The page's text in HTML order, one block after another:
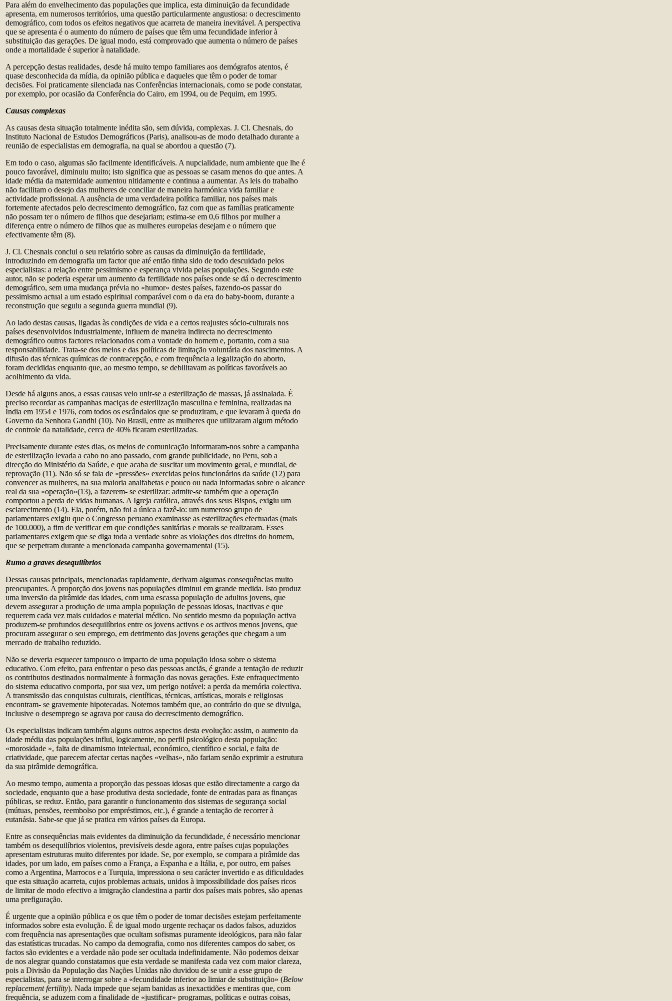
Para além do envelhecimento das populações que implica, esta diminuição da fecundidade
apresenta, em numerosos territórios, uma questão particularmente angustiosa: o decrescimento
demográfico, com todos os efeitos negativos que acarreta de maneira inevitável. A perspectiva
que se apresenta é o aumento do número de países que têm uma fecundidade inferior à
substituição das gerações. De igual modo, está comprovado que aumenta o número de países
onde a mortalidade é superior à natalidade.
A percepção destas realidades, desde há muito tempo familiares aos demógrafos atentos, é
quase desconhecida da mídia, da opinião pública e daqueles que têm o poder de tomar
decisões. Foi praticamente silenciada nas Conferências internacionais, como se pode constatar,
por exemplo, por ocasião da Conferência do Cairo, em 1994, ou de Pequim, em 1995.
Causas complexas
As causas desta situação totalmente inédita são, sem dúvida, complexas. J. Cl. Chesnais, do
Instituto Nacional de Estudos Demográficos (Paris), analisou-as de modo detalhado durante a
reunião de especialistas em demografia, na qual se abordou a questão (7).
Em todo o caso, algumas são facilmente identificáveis. A nupcialidade, num ambiente que lhe é
pouco favorável, diminuiu muito; isto significa que as pessoas se casam menos do que antes. A
idade média da maternidade aumentou nitidamente e continua a aumentar. As leis do trabalho
não facilitam o desejo das mulheres de conciliar de maneira harmónica vida familiar e
actividade profissional. A ausência de uma verdadeira política familiar, nos países mais
fortemente afectados pelo decrescimento demográfico, faz com que as famílias praticamente
não possam ter o número de filhos que desejariam; estima-se em 0,6 filhos por mulher a
diferença entre o número de filhos que as mulheres europeias desejam e o número que
efectivamente têm (8).
J. Cl. Chesnais conclui o seu relatório sobre as causas da diminuição da fertilidade,
introduzindo em demografia um factor que até então tinha sido de todo descuidado pelos
especialistas: a relação entre pessimismo e esperança vivida pelas populações. Segundo este
autor, não se poderia esperar um aumento da fertilidade nos países onde se dá o decrescimento
demográfico, sem uma mudança prévia no «humor» destes países, fazendo-os passar do
pessimismo actual a um estado espiritual comparável com o da era do baby-boom, durante a
reconstrução que seguiu a segunda guerra mundial (9).
Ao lado destas causas, ligadas às condições de vida e a certos reajustes sócio-culturais nos
países desenvolvidos industrialmente, influem de maneira indirecta no decrescimento
demográfico outros factores relacionados com a vontade do homem e, portanto, com a sua
responsabilidade. Trata-se dos meios e das políticas de limitação voluntária dos nascimentos. A
difusão das técnicas químicas de contracepção, e com frequência a legalização do aborto,
foram decididas enquanto que, ao mesmo tempo, se debilitavam as políticas favoráveis ao
acolhimento da vida.
Desde há alguns anos, a essas causas veio unir-se a esterilização de massas, já assinalada. É
preciso recordar as campanhas maciças de esterilização masculina e feminina, realizadas na
Índia em 1954 e 1976, com todos os escândalos que se produziram, e que levaram à queda do
Governo da Senhora Gandhi (10). No Brasil, entre as mulheres que utilizaram algum método
de controle da natalidade, cerca de 40% ficaram esterilizadas.
Precisamente durante estes dias, os meios de comunicação informaram-nos sobre a campanha
de esterilização levada a cabo no ano passado, com grande publicidade, no Peru, sob a
direcção do Ministério da Saúde, e que acaba de suscitar um movimento geral, e mundial, de
reprovação (11). Não só se fala de «pressões» exercidas pelos funcionários da saúde (12) para
convencer as mulheres, na sua maioria analfabetas e pouco ou nada informadas sobre o alcance
real da sua «operação»(13), a fazerem- se esterilizar: admite-se também que a operação
comportou a perda de vidas humanas. A Igreja católica, através dos seus Bispos, exigiu um
esclarecimento (14). Ela, porém, não foi a única a fazê-lo: um numeroso grupo de
parlamentares exigiu que o Congresso peruano examinasse as esterilizações efectuadas (mais
de 100.000), a fim de verificar em que condições sanitárias e morais se realizaram. Esses
parlamentares exigem que se diga toda a verdade sobre as violações dos direitos do homem,
que se perpetram durante a mencionada campanha governamental (15).
Rumo a graves desequilíbrios
Dessas causas principais, mencionadas rapidamente, derivam algumas consequências muito
preocupantes. A proporção dos jovens nas populações diminui em grande medida. Isto produz
uma inversão da pirâmide das idades, com uma escassa população de adultos jovens, que
devem assegurar a produção de uma ampla população de pessoas idosas, inactivas e que
requerem cada vez mais cuidados e material médico. No sentido mesmo da população activa
produzem-se profundos desequilíbrios entre os jovens activos e os activos menos jovens, que
procuram assegurar o seu emprego, em detrimento das jovens gerações que chegam a um
mercado de trabalho reduzido.
Não se deveria esquecer tampouco o impacto de uma população idosa sobre o sistema
educativo. Com efeito, para enfrentar o peso das pessoas anciãs, é grande a tentação de reduzir
os contributos destinados normalmente à formação das novas gerações. Este enfraquecimento
do sistema educativo comporta, por sua vez, um perigo notável: a perda da memória colectiva.
A transmissão das conquistas culturais, científicas, técnicas, artísticas, morais e religiosas
encontram- se gravemente hipotecadas. Notemos também que, ao contrário do que se divulga,
inclusive o desemprego se agrava por causa do decrescimento demográfico.
Os especialistas indicam também alguns outros aspectos desta evolução: assim, o aumento da
idade média das populações influi, logicamente, no perfil psicológico desta população:
«morosidade », falta de dinamismo intelectual, económico, científico e social, e falta de
criatividade, que parecem afectar certas nações «velhas», não fariam senão exprimir a estrutura
da sua pirâmide demográfica.
Ao mesmo tempo, aumenta a proporção das pessoas idosas que estão directamente a cargo da
sociedade, enquanto que a base produtiva desta sociedade, fonte de entradas para as finanças
públicas, se reduz. Então, para garantir o funcionamento dos sistemas de segurança social
(mútuas, pensões, reembolso por empréstimos, etc.), é grande a tentação de recorrer à
eutanásia. Sabe-se que já se pratica em vários países da Europa.
Entre as consequências mais evidentes da diminuição da fecundidade, é necessário mencionar
também os desequilíbrios violentos, previsíveis desde agora, entre países cujas populações
apresentam estruturas muito diferentes por idade. Se, por exemplo, se compara a pirâmide das
idades, por um lado, em países como a França, a Espanha e a Itália, e, por outro, em países
como a Argentina, Marrocos e a Turquia, impressiona o seu carácter invertido e as dificuldades
que esta situação acarreta, cujos problemas actuais, unidos à impossibilidade dos países ricos
de limitar de modo efectivo a imigração clandestina a partir dos países mais pobres, são apenas
uma prefiguração.
É urgente que a opinião pública e os que têm o poder de tomar decisões estejam perfeitamente
informados sobre esta evolução. É de igual modo urgente rechaçar os dados falsos, aduzidos
com frequência nas apresentações que ocultam sofismas puramente ideológicos, para não falar
das estatísticas trucadas. No campo da demografia, como nos diferentes campos do saber, os
factos são evidentes e a verdade não pode ser ocultada indefinidamente. Não podemos deixar
de nos alegrar quando constatamos que esta verdade se manifesta cada vez com maior clareza,
pois a Divisão da População das Nações Unidas não duvidou de se unir a esse grupo de
especialistas, para se interrogar sobre a «fecundidade inferior ao limiar de substituição» (Below
replacement fertility). Nada impede que sejam banidas as inexactidões e mentiras que, com
frequência, se aduzem com a finalidade de «justificar» programas, políticas e outras coisas,